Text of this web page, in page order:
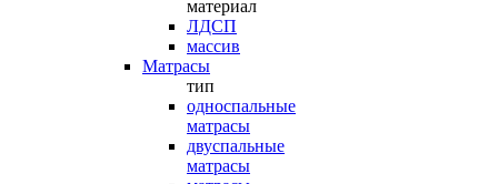
материал
ЛДСП
массив
Матрасы
тип
односпальные
матрасы
двуспальные
матрасы